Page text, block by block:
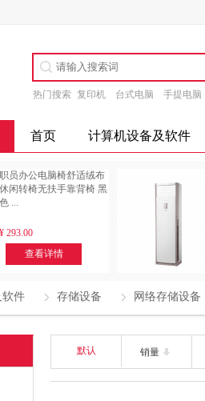
热门搜索 复印机 台式电脑 手提电脑
首页 计算机设备及软件
职员办公电脑椅舒适绒布
休闲转椅无扶手靠背椅 黑
色 ...
¥ 293.00
查看详情
软件 存储设备 网络存储设备
默认 销量